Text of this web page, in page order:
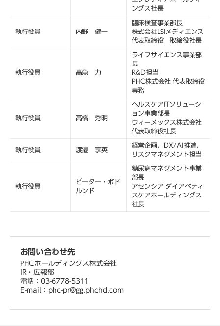
ングス社長
執行役員 内野 健一
臨床検査事業部長
株式会社LSIメディエンス
代表取締役 取締役社長
執行役員 高魚 力
ライフサイエンス事業部
長
R&D担当
PHC株式会社 代表取締役
専務
執行役員 高橋 秀明
ヘルスケアITソリューシ
ョン事業部長
ウィーメックス株式会社
代表取締役社長
執行役員 渡邉 享英
経営企画、DX/AI推進、
リスクマネジメント担当
執行役員
ピーター・ボド
ルンド
糖尿病マネジメント事業
部長
アセンシア ダイアベティ
スケアホールディングス
社長
お問い合わせ先
PHCホールディングス株式会社
IR・広報部
電話：03-6778-5311
E-mail：phc-pr@gg.phchd.com